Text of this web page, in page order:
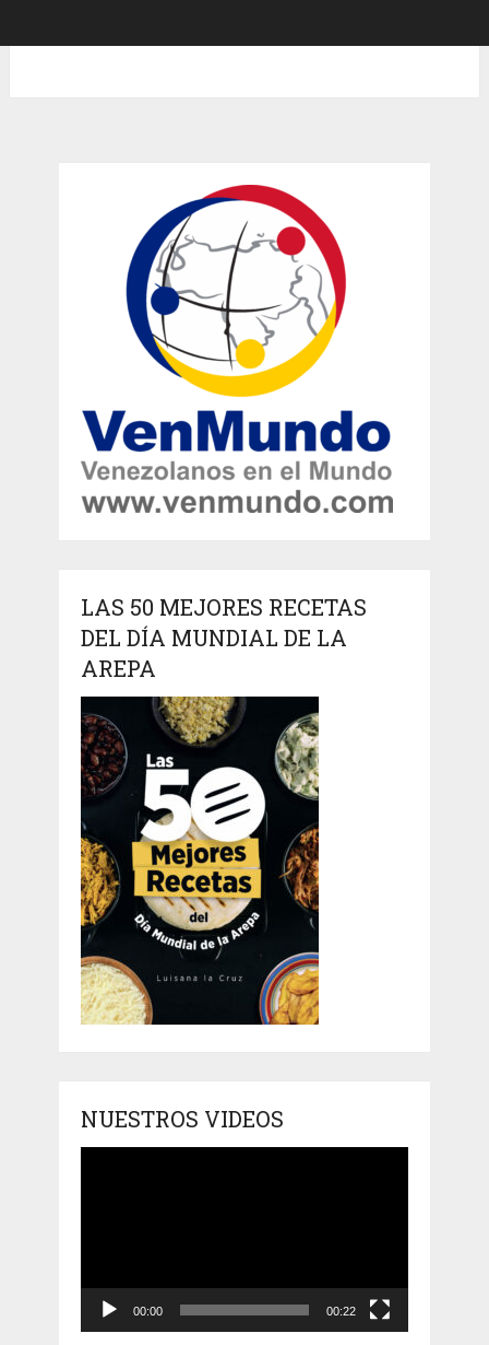
LAS 50 MEJORES RECETAS
DEL DÍA MUNDIAL DE LA
AREPA
NUESTROS VIDEOS
00:00 00:22